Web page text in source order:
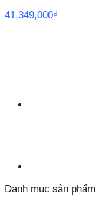
41,349,000₫
Danh mục sản phẩm